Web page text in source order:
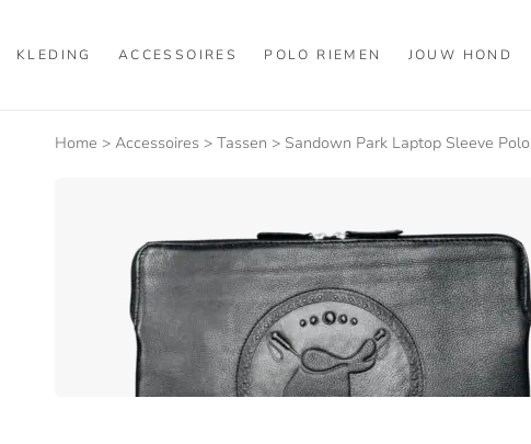
KLEDING ACCESSOIRES POLO RIEMEN JOUW HOND
Home > Accessoires> Tassen > Sandown Park Laptop Sleeve Polo